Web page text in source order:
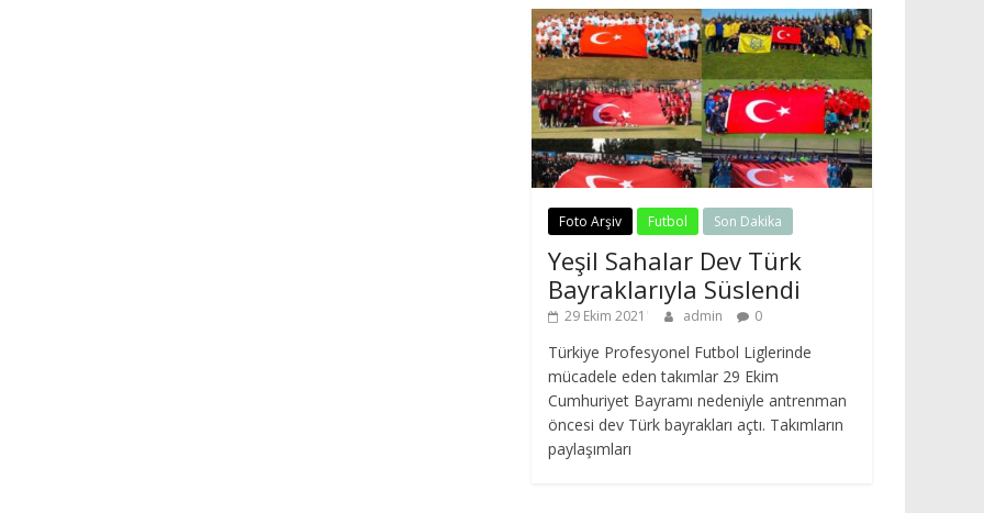
Foto Arşiv Futbol Son Dakika
Yeşil Sahalar Dev Türk
Bayraklarıyla Süslendi
29 Ekim 2021 admin 0
Türkiye Profesyonel Futbol Liglerinde
mücadele eden takımlar 29 Ekim
Cumhuriyet Bayramı nedeniyle antrenman
öncesi dev Türk bayrakları açtı. Takımların
paylaşımları